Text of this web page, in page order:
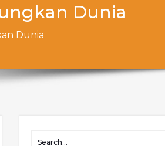
Dunia
Dunia